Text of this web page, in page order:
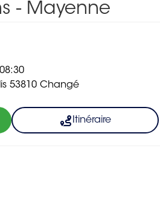
- Mayenne
53810 Changé
Itinéraire